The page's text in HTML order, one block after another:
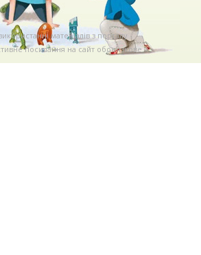
матерiалiв з порталу
посилання на сайт обов'язкове. .